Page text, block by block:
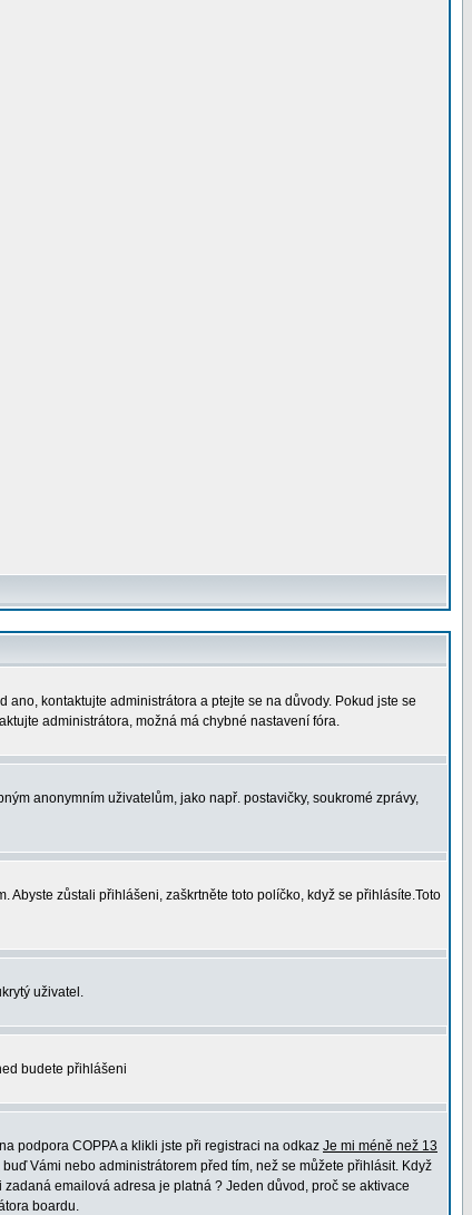
kontaktujte administrátora a ptejte se na důvody. Pokud jste se
administrátora, možná má chybné nastavení fóra.
anonymním uživatelům, jako např. postavičky, soukromé zprávy,
zůstali přihlášeni, zaškrtněte toto políčko, když se přihlásíte.Toto
uživatel.
budete přihlášeni
podpora COPPA a klikli jste při registraci na odkaz Je mi méně než 13
Vámi nebo administrátorem před tím, než se můžete přihlásit. Když
emailová adresa je platná ? Jeden důvod, proč se aktivace
boardu.